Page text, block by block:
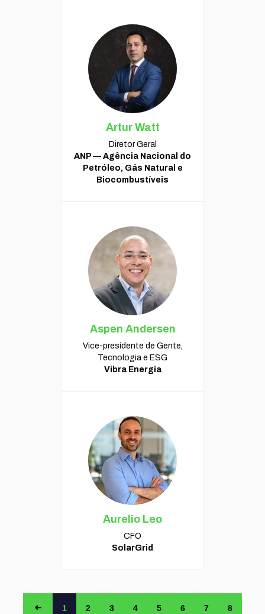
Artur Watt
Diretor Geral
ANP — Agência Nacional do
Petróleo, Gás Natural e
Biocombustíveis
Aspen Andersen
Vice-presidente de Gente,
Tecnologia e ESG
Vibra Energia
Aurelio Leo
CFO
SolarGrid
➜ 1 2 3 4 5 6 7 8